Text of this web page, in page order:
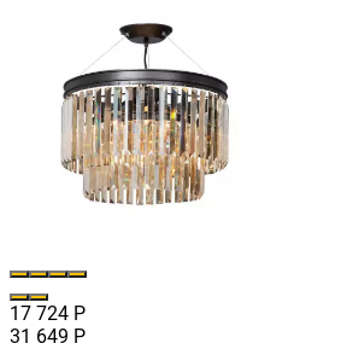
17 724 Р
31 649 Р